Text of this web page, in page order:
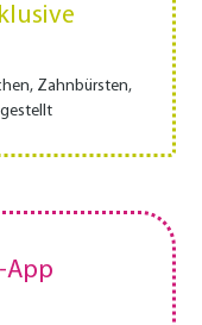
Zahnbürsten,
App